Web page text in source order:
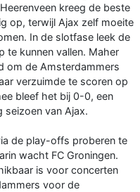
kreeg de beste
op, terwijl Ajax zelf moeite
In de slotfase leek de
te kunnen vallen. Maher
om de Amsterdammers
verzuimde te scoren op
bleef het bij 0-0, een
seizoen van Ajax.
de play-offs proberen te
wacht FC Groningen.
is voor concerten
voor de